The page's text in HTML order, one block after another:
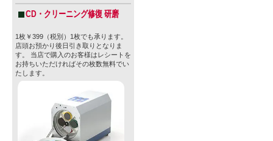
CD・クリーニング修復 研磨
1枚￥399（税別）1枚でも承ります。
店頭お預かり後日引き取りとなりま
す。 当店で購入のお客様はレシートを
お持ちいただければその枚数無料でい
たします。